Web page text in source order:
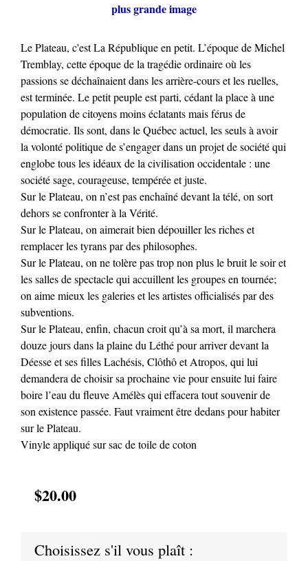
plus grande image
Le Plateau, c'est La République en petit. L’époque de Michel
Tremblay, cette époque de la tragédie ordinaire où les
passions se déchaînaient dans les arrière-cours et les ruelles,
est terminée. Le petit peuple est parti, cédant la place à une
population de citoyens moins éclatants mais férus de
démocratie. Ils sont, dans le Québec actuel, les seuls à avoir
la volonté politique de s’engager dans un projet de société qui
englobe tous les idéaux de la civilisation occidentale : une
société sage, courageuse, tempérée et juste.
Sur le Plateau, on n’est pas enchaîné devant la télé, on sort
dehors se confronter à la Vérité.
Sur le Plateau, on aimerait bien dépouiller les riches et
remplacer les tyrans par des philosophes.
Sur le Plateau, on ne tolère pas trop non plus le bruit le soir et
les salles de spectacle qui accuillent les groupes en tournée;
on aime mieux les galeries et les artistes officialisés par des
subventions.
Sur le Plateau, enfin, chacun croit qu’à sa mort, il marchera
douze jours dans la plaine du Léthé pour arriver devant la
Déesse et ses filles Lachésis, Clôthô et Atropos, qui lui
demandera de choisir sa prochaine vie pour ensuite lui faire
boire l’eau du fleuve Amélès qui effacera tout souvenir de
son existence passée. Faut vraiment être dedans pour habiter
sur le Plateau.
Vinyle appliqué sur sac de toile de coton
$20.00
Choisissez s'il vous plaît :